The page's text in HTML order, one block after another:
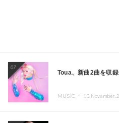
07
Toua、新曲2曲を収
MUSIC ・